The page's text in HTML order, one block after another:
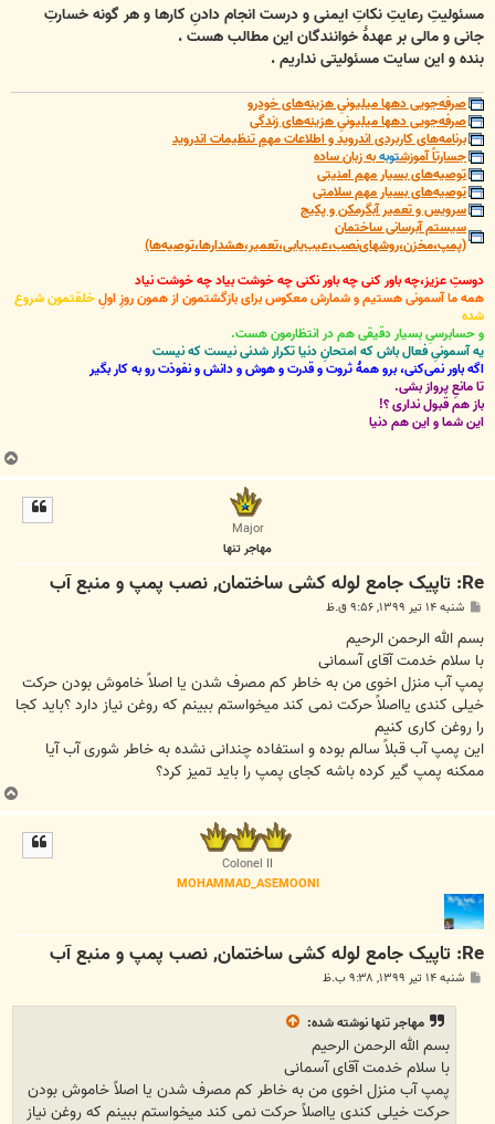
مسئولیتِ رعایتِ نکاتِ ایمنی و درست انجام دادنِ کارها و هر گونه خسارتِ
جانی و مالی بر عهدۀ خوانندگان این مطالب هست .
بنده و این سایت مسئولیتی نداریم .
صرفه‌جویی دهها میلیونیِ هزینه‌های خودرو
صرفه‌جویی دهها میلیونیِ هزینه‌های زندگی
برنامه‌های کاربردی اندروید و اطلاعات مهمِ تنظیمات اندروید
جسارتاً آموزشتوبهبه زبان ساده
توصیه‌های بسیار مهم امنیتی
توصیه‌های بسیار مهم سلامتی
سرویس و تعمیر آبگرمکن و پکیج
سیستم آبرسانی ساختمان
(پمپ،مخزن،روشهای‌نصب،عیب‌یابی،تعمیر،هشدارها،توصیه‌ها)
دوستِ عزیز،چه باور کنی چه باور نکنی چه خوشت بیاد چه خوشت نیاد
همه ما آسمونی هستیم و شمارش معکوس برای بازگشتمون از همون روزِ اولِخلقتمون شروع
شده
و حسابرسیِ بسیار دقیقی هم در انتظارمون هست.
یه آسمونیِ فعال باش که امتحانِ دنیا تکرار شدنی نیست که نیست
اگه باور نمی‌کنی، برو همۀ ثروت و قدرت و هوش و دانش و نفوذت رو به کار بگیر
تا مانعِ پرواز بشی.
باز هم قبول نداری ؟!
این شما و این هم دنیا
ب
ا
Major
مهاجر تنها
Re: تاپیک جامع لوله کشی ساختمان, نصب پمپ و منبع آب
پ
ت
شنبه ۱۴ تیر ۱۳۹۹, ۹:۵۶ ق.ظ
بسم الله الرحمن الرحیم
با سلام خدمت آقای آسمانی
پمپ آب منزل اخوی من به خاطر کم مصرف شدن یا اصلاً خاموش بودن حرکت
خیلی کندی یااصلاً حرکت نمی کند میخواستم ببینم که روغن نیاز دارد ؟باید کجا
را روغن کاری کنیم
این پمپ آب قبلاً سالم بوده و استفاده چندانی نشده به خاطر شوری آب آیا
ممکنه پمپ گیر کرده باشه کجای پمپ را باید تمیز کرد؟
ب
ا
Colonel II
MOHAMMAD_ASEMOONI
Re: تاپیک جامع لوله کشی ساختمان, نصب پمپ و منبع آب
پ شنبه ۱۴ تیر ۱۳۹۹, ۹:۳۸ ب.ظ
مهاجر تنهانوشته شده:
بسم الله الرحمن الرحیم
با سلام خدمت آقای آسمانی
پمپ آب منزل اخوی من به خاطر کم مصرف شدن یا اصلاً خاموش بودن
حرکت خیلی کندی یااصلاً حرکت نمی کند میخواستم ببینم که روغن نیاز